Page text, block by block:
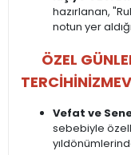
hazırlanan,
notun yer
ÖZEL
TERCİHİNİZ
Vefat ve
sebebiyle